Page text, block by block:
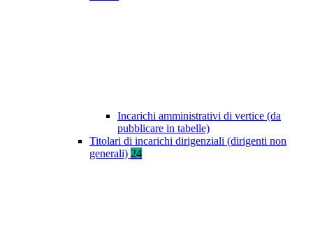
Incarichi amministrativi di vertice (da
pubblicare in tabelle)
Titolari di incarichi dirigenziali (dirigenti non
generali) 24